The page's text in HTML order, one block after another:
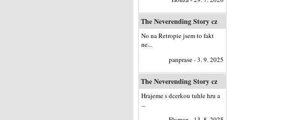
The Neverending Story cz
No na Retropie jsem to fakt
ne...
panprase - 3. 9. 2025
The Neverending Story cz
Hrajeme s dcerkou tuhle hru a
...